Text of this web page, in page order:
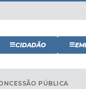
CIDADÃO
PÚBLICA